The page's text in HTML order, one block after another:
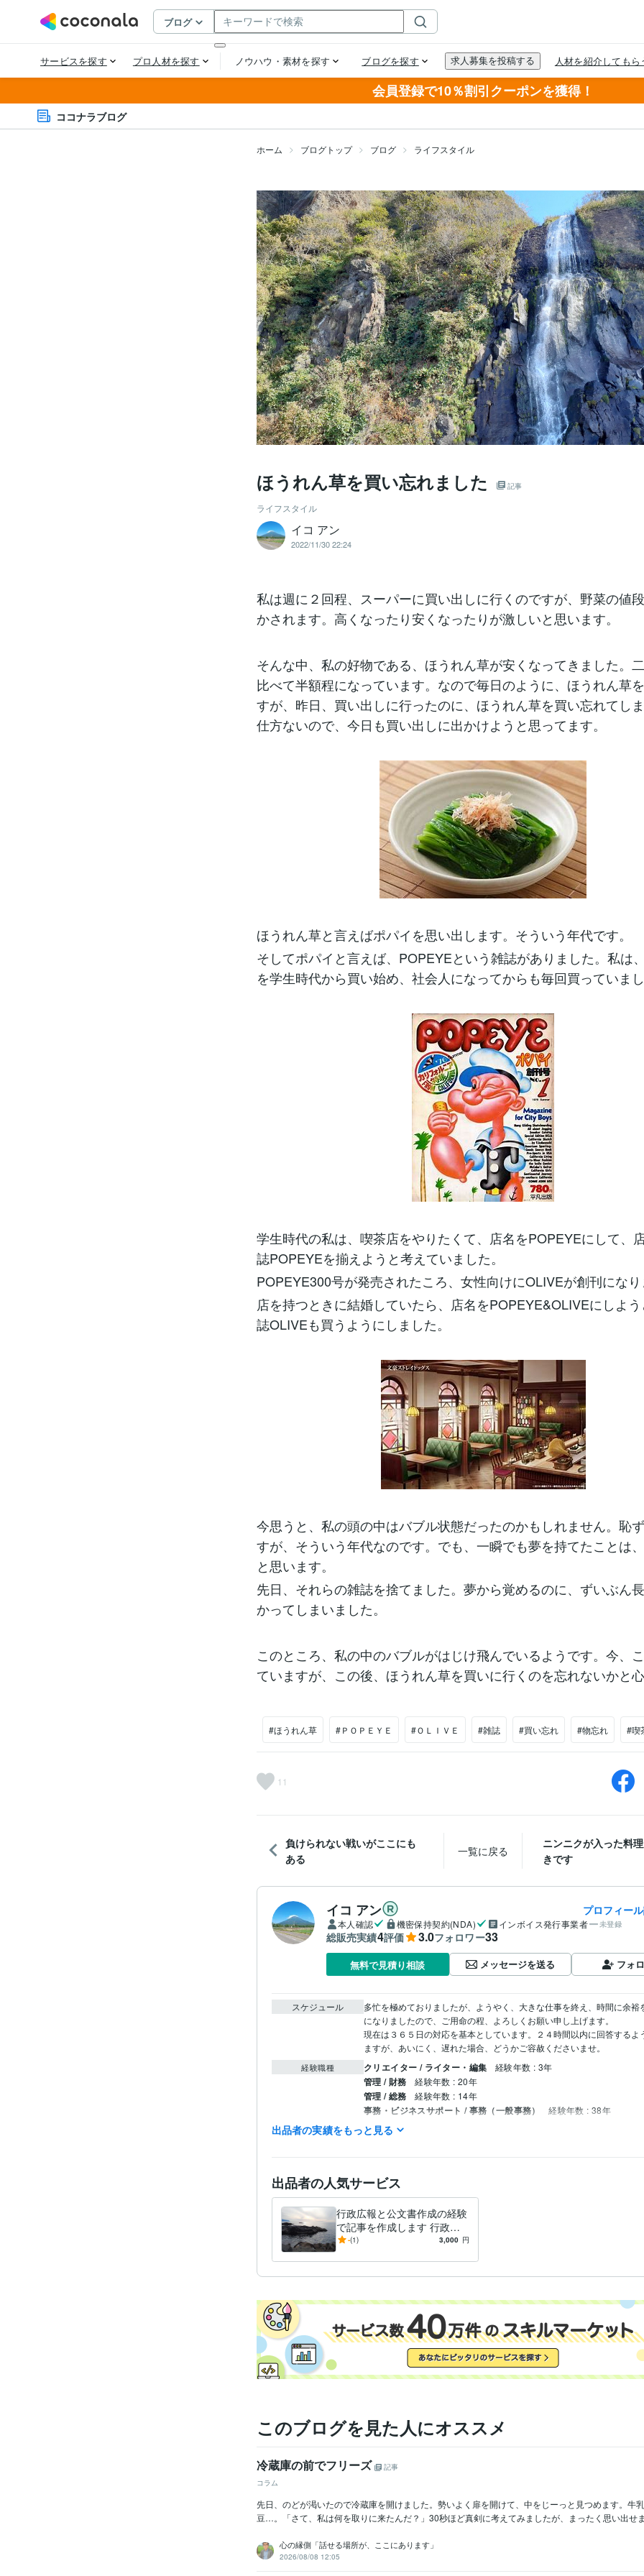
会員登録で10％割引クーポンを獲得！
ココナラブログ
ホーム ブログトップ ブログ ライフスタイル
ほうれん草を買い忘れました 記事
ライフスタイル
イコ アン
2022/11/30 22:24
私は週に２回程、スーパーに買い出しに行くのですが、野菜の値
かされます。高くなったり安くなったりが激しいと思います。
そんな中、私の好物である、ほうれん草が安くなってきました。
比べて半額程になっています。なので毎日のように、ほうれん草
すが、昨日、買い出しに行ったのに、ほうれん草を買い忘れてしま
仕方ないので、今日も買い出しに出かけようと思ってます。
ほうれん草と言えばポパイを思い出します。そういう年代です。
そしてポパイと言えば、POPEYEという雑誌がありました。私は
を学生時代から買い始め、社会人になってからも毎回買っていまし
学生時代の私は、喫茶店をやりたくて、店名をPOPEYEにして、
誌POPEYEを揃えようと考えていました。
POPEYE300号が発売されたころ、女性向けにOLIVEが創刊になり
店を持つときに結婚していたら、店名をPOPEYE&OLIVEにしよ
誌OLIVEも買うようにしました。
今思うと、私の頭の中はバブル状態だったのかもしれません。恥
すが、そういう年代なのです。でも、一瞬でも夢を持てたことは
と思います。
先日、それらの雑誌を捨てました。夢から覚めるのに、ずいぶん
かってしまいました。
このところ、私の中のバブルがはじけ飛んでいるようです。今、
ていますが、この後、ほうれん草を買いに行くのを忘れないかと心
#ほうれん草 #ＰＯＰＥＹＥ #ＯＬＩＶＥ #雑誌 #買い忘れ #物忘れ #喫
11
負けられない戦いがここにも
ある
一覧に戻る
ニンニクが入った料
きです
イコ アン プロフィー
本人確認 機密保持契約(NDA) インボイス発行事業者 未登録
総販売実績4評価 3.0フォロワー33
無料で見積り相談 メッセージを送る フォ
スケジュール
多忙を極めておりましたが、ようやく、大きな仕事を終え、時間に余裕
になりましたので、ご用命の程、よろしくお願い申し上げます。
現在は３６５日の対応を基本としています。２４時間以内に回答するよ
ますが、あいにく、遅れた場合、どうかご容赦くださいませ。
経験職種 クリエイター / ライター・編集 経験年数 : 3年
管理 / 財務 経験年数 : 20年
管理 / 総務 経験年数 : 14年
事務・ビジネスサポート / 事務（一般事務） 経験年数 : 38年
ライフスタイル・その他 / 公務員
ビジネス・クリエイ
ティブツール
Excel:25年
その他ツール 文章の校正:25年
得意分野 ライティング・翻訳 文章作成と校正。通知文や手紙の校正など。
出品者の実績をもっと見る
出品者の人気サービス
行政広報と公文書作成の経験
で記事を作成します 行政広
報と公文書作成の経験で記事
-(1) 3,000 円
このブログを見た人にオススメ
冷蔵庫の前でフリーズ
記事
コラム
先日、のどが渇いたので冷蔵庫を開けました。勢いよく扉を開けて、中をじーっと見つめます。牛
豆…。「さて、私は何を取りに来たんだ？」30秒ほど真剣に考えてみましたが、まったく思い出せ
心の縁側「話せる場所が、ここにあります」
2026/08/08 12:05